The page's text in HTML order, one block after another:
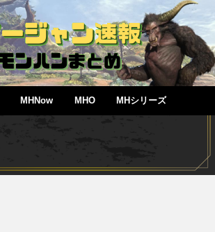
MHNow MHO MHシリーズ